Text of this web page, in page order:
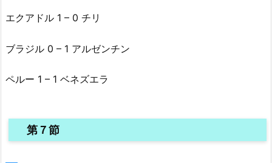
エクアドル 1 – 0 チリ
ブラジル 0 – 1 アルゼンチン
ペルー 1 – 1 ベネズエラ
第７節